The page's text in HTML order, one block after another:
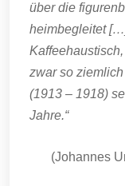
über die
heimbegleitet
zwar so
(1913 – 1918)
Jahre.“
(Johannes